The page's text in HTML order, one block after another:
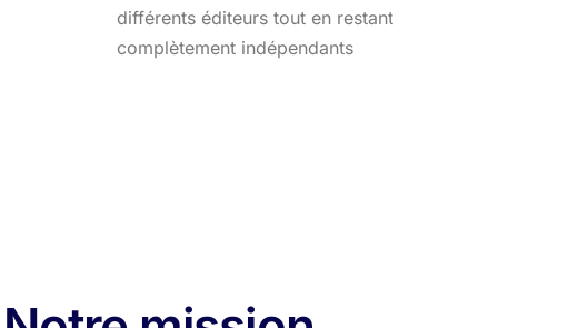
différents éditeurs tout en restant
complètement indépendants